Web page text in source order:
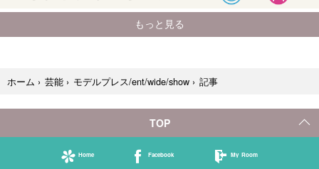
ホーム › 芸能 › モデルプレス/ent/wide/show › 記事
TOP
Home Facebook My Room